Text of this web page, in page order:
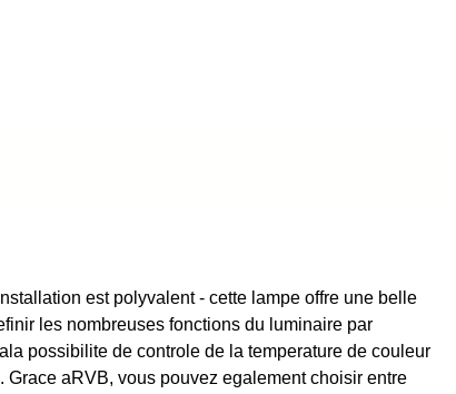
est polyvalent - cette lampe offre une belle
les nombreuses fonctions du luminaire par
possibilite de controle de la temperature de couleur
aRVB, vous pouvez egalement choisir entre